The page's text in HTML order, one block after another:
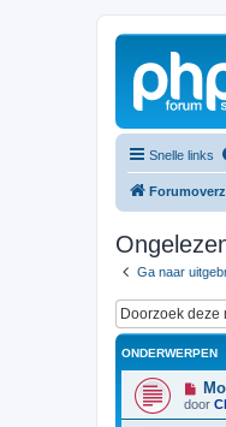
Snelle links
Ga naar
ONDERWERPEN
N
i
e
door